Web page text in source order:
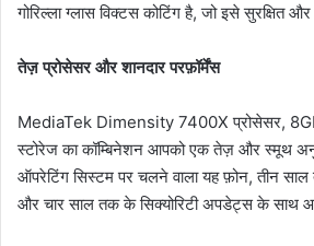
गोरिल्ला ग्लास विक्टस कोटिंग है, जो इसे सुरक्षित
तेज़ प्रोसेसर और शानदार परफ़ॉर्मेंस
MediaTek Dimensity 7400X प्रोसेसर,
स्टोरेज का कॉम्बिनेशन आपको एक तेज़ और स्मूथ
ऑपरेटिंग सिस्टम पर चलने वाला यह फ़ोन, तीन
और चार साल तक के सिक्योरिटी अपडेट्स के साथ